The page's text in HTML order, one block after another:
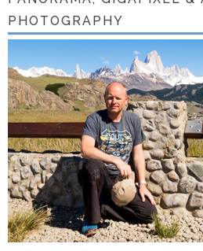
PHOTOGRAPHY